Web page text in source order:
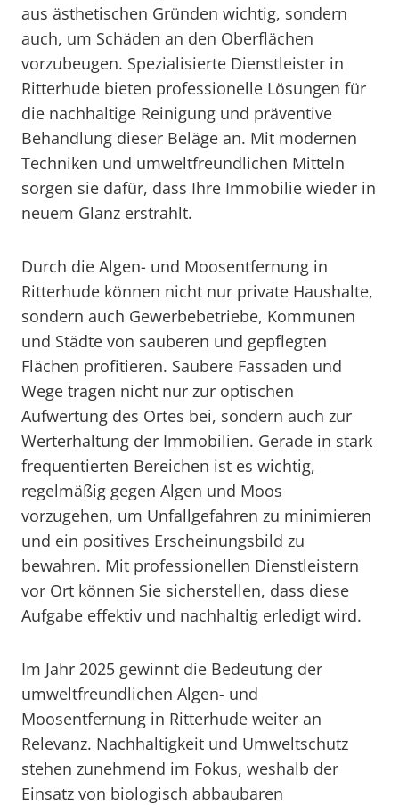
aus ästhetischen Gründen wichtig, sondern
auch, um Schäden an den Oberflächen
vorzubeugen. Spezialisierte Dienstleister in
Ritterhude bieten professionelle Lösungen für
die nachhaltige Reinigung und präventive
Behandlung dieser Beläge an. Mit modernen
Techniken und umweltfreundlichen Mitteln
sorgen sie dafür, dass Ihre Immobilie wieder in
neuem Glanz erstrahlt.
Durch die Algen- und Moosentfernung in
Ritterhude können nicht nur private Haushalte,
sondern auch Gewerbebetriebe, Kommunen
und Städte von sauberen und gepflegten
Flächen profitieren. Saubere Fassaden und
Wege tragen nicht nur zur optischen
Aufwertung des Ortes bei, sondern auch zur
Werterhaltung der Immobilien. Gerade in stark
frequentierten Bereichen ist es wichtig,
regelmäßig gegen Algen und Moos
vorzugehen, um Unfallgefahren zu minimieren
und ein positives Erscheinungsbild zu
bewahren. Mit professionellen Dienstleistern
vor Ort können Sie sicherstellen, dass diese
Aufgabe effektiv und nachhaltig erledigt wird.
Im Jahr 2025 gewinnt die Bedeutung der
umweltfreundlichen Algen- und
Moosentfernung in Ritterhude weiter an
Relevanz. Nachhaltigkeit und Umweltschutz
stehen zunehmend im Fokus, weshalb der
Einsatz von biologisch abbaubaren